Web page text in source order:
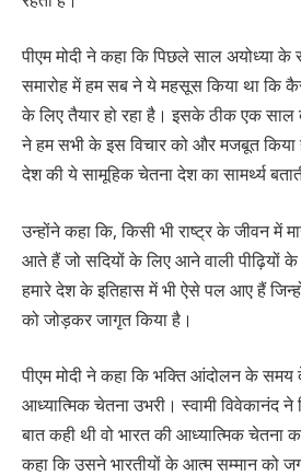
पीएम मोदी ने कहा कि पिछले साल अयोध्या के
समारोह में हम सब ने ये महसूस किया था कि
के लिए तैयार हो रहा है। इसके ठीक एक
ने हम सभी के इस विचार को और मजबूत किया
देश की ये सामूहिक चेतना देश का सामर्थ्य
उन्होंने कहा कि, किसी भी राष्ट्र के जीवन में
आते हैं जो सदियों के लिए आने वाली पीढ़ियों
हमारे देश के इतिहास में भी ऐसे पल आए हैं
को जोड़कर जागृत किया है।
पीएम मोदी ने कहा कि भक्ति आंदोलन के
आध्यात्मिक चेतना उभरी। स्वामी विवेकानंद
बात कही थी वो भारत की आध्यात्मिक चेतना
कहा कि उसने भारतीयों के आत्म सम्मान को